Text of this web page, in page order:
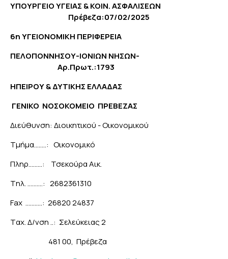
ΥΠΟΥΡΓΕΙΟ ΥΓΕΙΑΣ & ΚΟΙΝ. ΑΣΦΑΛΙΣΕΩΝ
Πρέβεζα:07/02/2025
6η ΥΓΕΙΟΝΟΜΙΚΗ ΠΕΡΙΦΕΡΕΙΑ
ΠΕΛΟΠΟΝΝΗΣΟΥ-ΙΟΝΙΩΝ ΝΗΣΩΝ-
Αρ.Πρωτ.:1793
ΗΠΕΙΡΟΥ & ΔΥΤΙΚΗΣ ΕΛΛΑΔΑΣ
ΓΕΝΙΚΟ ΝΟΣΟΚΟΜΕΙΟ ΠΡΕΒΕΖΑΣ
Διεύθυνση: Διοικητικού - Οικονομικού
Tμήμα……..: Οικονομικό
Πληρ………: Τσεκούρα Αικ.
Tηλ. ……….: 2682361310
Fax ………..: 26820 24837
Tαχ. Δ/νση ..: Σελεύκειας 2
481 00, Πρέβεζα